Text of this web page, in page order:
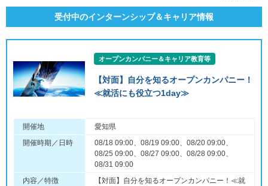
受付中のインターンシップ＆キャリア情報
オープンカンパニー＆キャリア教育等
【対面】自分を知るオープンカンパニー！
≪就活にも役立つ1day≫
開催地
愛知県
開催時期／日時
08/18 09:00、08/19 09:00、08/20 09:00、
08/25 09:00、08/27 09:00、08/28 09:00、
08/31 09:00
内容／特徴
【対面】自分を知るオープンカンパニー！≪就